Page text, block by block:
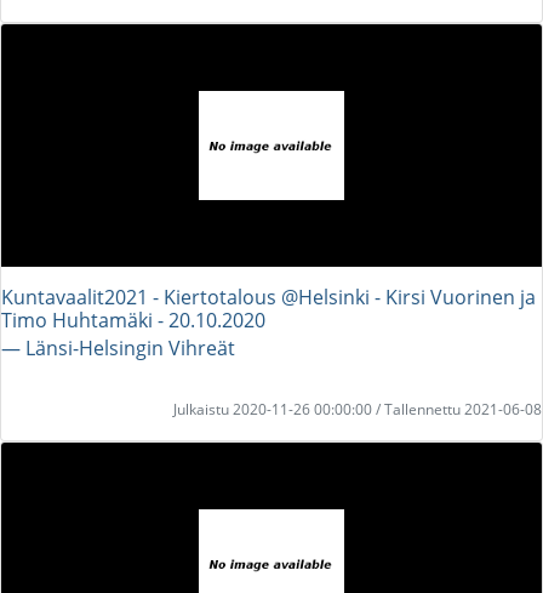
Kuntavaalit2021 - Kiertotalous @Helsinki - Kirsi Vuorinen ja
Timo Huhtamäki - 20.10.2020
― Länsi-Helsingin Vihreät
Julkaistu 2020-11-26 00:00:00 / Tallennettu 2021-06-08